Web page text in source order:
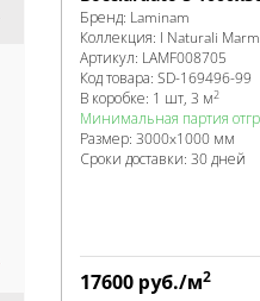
Бренд: Laminam
Коллекция: I Naturali
Артикул: LAMF008705
Код товара: SD-169496-99
В коробке: 1 шт, 3 м2
Минимальная партия
Размер: 3000x1000 мм
Сроки доставки: 30 дней
17600 руб./м2